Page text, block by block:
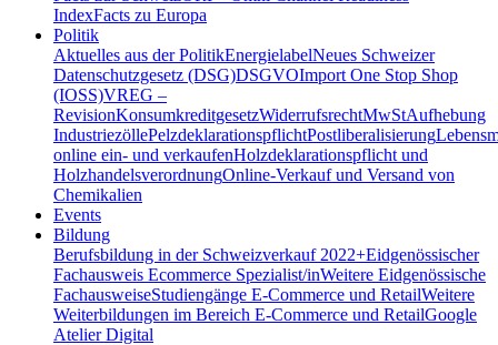
IndexFacts zu Europa
Politik
Aktuelles aus der PolitikEnergielabelNeues Schweizer
Datenschutzgesetz (DSG)DSGVOImport One Stop Shop
(IOSS)VREG –
RevisionKonsumkreditgesetzWiderrufsrechtMwStAufhebung
IndustriezöllePelzdeklarationspflichtPostliberalisierung
online ein- und verkaufenHolzdeklarationspflicht und
HolzhandelsverordnungOnline-Verkauf und Versand von
Chemikalien
Events
Bildung
Berufsbildung in der Schweizverkauf 2022+Eidgenössischer
Fachausweis Ecommerce Spezialist/inWeitere Eidgenössische
FachausweiseStudiengänge E-Commerce und RetailWeitere
Weiterbildungen im Bereich E-Commerce und RetailGoogle
Atelier Digital